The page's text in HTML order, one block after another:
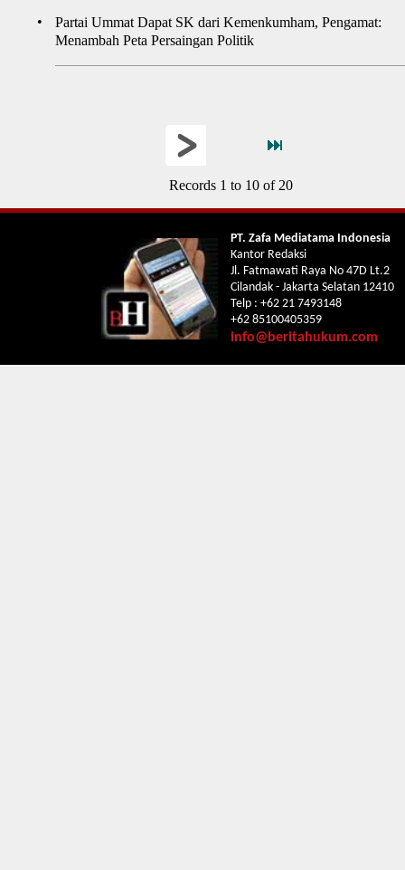
•
Partai Ummat Dapat SK dari Kemenkumham, Pengamat:
Menambah Peta Persaingan Politik
Records 1 to 10 of 20
PT. Zafa Mediatama Indonesia
Kantor Redaksi
Jl. Fatmawati Raya No 47D Lt.2
Cilandak - Jakarta Selatan 12410
Telp : +62 21 7493148
+62 85100405359
info@beritahukum.com